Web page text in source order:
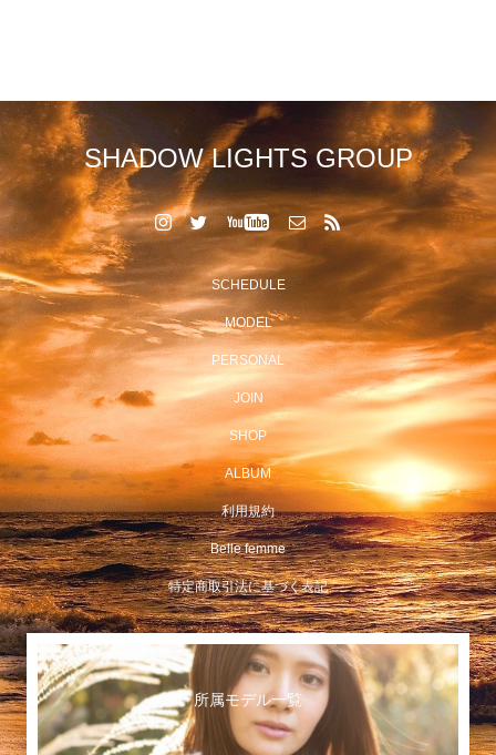
SHADOW LIGHTS GROUP
SCHEDULE
MODEL
PERSONAL
JOIN
SHOP
ALBUM
利用規約
Belle femme
特定商取引法に基づく表記
所属モデル一覧